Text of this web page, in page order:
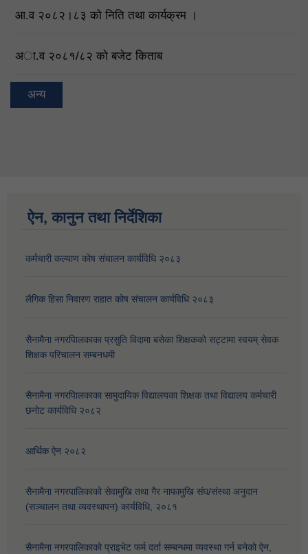
आ.व २०८२।८३ काे निति तथा कार्यक्रम ।
अा.व २०८१/८२ काे बजेट किताब
अन्य
ऐन, कानुन तथा निर्देशिका
कर्मचारी कल्याण काेष संचालन कार्यविधि २०८३
लैगिक हिसा निवारण राहात कोष संचालन कार्यविधि २०८३
सैनामैना नगरपािलकाका प्रसुति विदामा बसेका शिक्षककाे सट्टामा स्वयम् सेवक
शिक्षक परिचालन सम्बनधमी
सैनामैना नगरपािलकाका सामुदायिक विद्यालयका शिक्षक तथा विद्यालय कर्मचारी
छनाेट कार्यविधि २०८२
आर्थिक ऐन २०८२
सैनामैना नगरपालिकाको सेवामुखि तथा गैर नाफामुखि संघ/संस्था अनुदान
(सञ्चालन तथा व्यवस्थापन) कार्यविधि, २०८१
सैनामैना नगरपालिकाको प्राइभेट फर्म दर्ता सम्बन्धमा व्यवस्था गर्न बनेको ऐन,